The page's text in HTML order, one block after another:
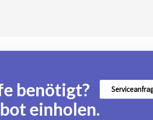
benötigt?
einholen.